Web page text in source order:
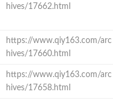
hives/17662.html
https://www.qiy163.com/arc
hives/17660.html
https://www.qiy163.com/arc
hives/17658.html